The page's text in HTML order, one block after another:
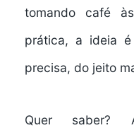
tomando café
prática, a ideia
precisa, do jeito
Quer saber?